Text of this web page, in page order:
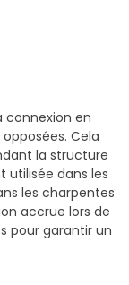
connexion en
Cela
la structure
utilisée dans les
les charpentes
accrue lors de
pour garantir un